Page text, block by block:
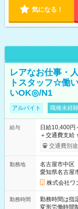
気になる！
レアなお仕事・
トスタッフ☆働
いOK◎/N1
アルバイト 職種未経
給与
日給10,400円
＋交通費支給 ★交通費全額支給！ ★日払いOK！（規定あり） ┗
働いたその
交通費別
勤務地
名古屋市中区
愛知県名古屋
株式会社ワ
勤務時間
勤務時間は指
変形労働時間制 想定